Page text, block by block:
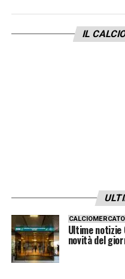
IL
CALCIOMERCATO
Ultime
novità del